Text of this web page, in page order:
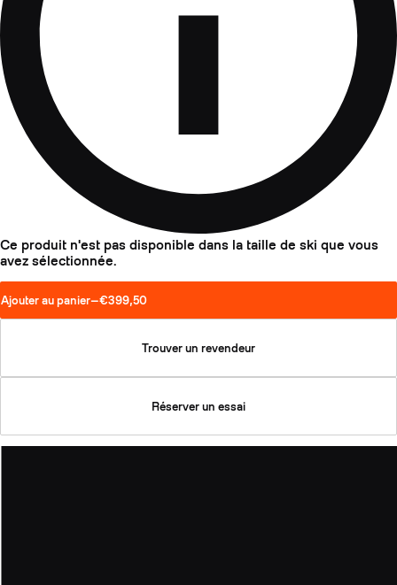
Ce produit n'est pas disponible dans la taille de ski que vous
avez sélectionnée.
Ajouter au panier—€399,50
Trouver un revendeur
Réserver un essai